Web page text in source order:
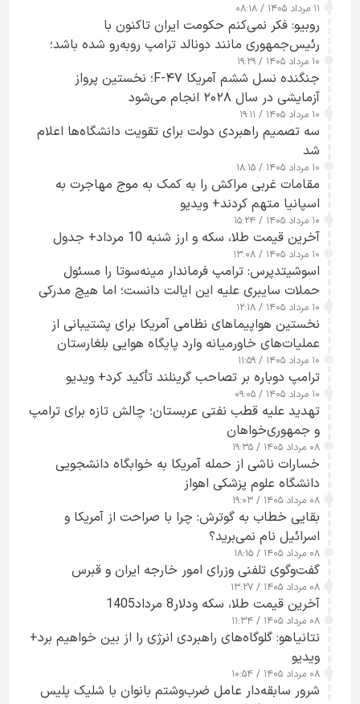
۱۱ مرداد ۱۴۰۵ / ۰۸:۱۸
روبیو: فکر نمی‌کنم حکومت ایران تاکنون با
رئیس‌جمهوری مانند دونالد ترامپ روبه‌رو شده باشد؛
کسی که واقعاً دست به اقدام می‌زند
۱۰ مرداد ۱۴۰۵ / ۱۹:۲۹
جنگنده نسل ششم آمریکا F-۴۷؛ نخستین پرواز
آزمایشی در سال ۲۰۲۸ انجام می‌شود
۱۰ مرداد ۱۴۰۵ / ۱۹:۱۱
سه تصمیم راهبردی دولت برای تقویت دانشگاه‌ها اعلام
شد
۱۰ مرداد ۱۴۰۵ / ۱۸:۱۵
مقامات غربی مراکش را به کمک به موج مهاجرت به
اسپانیا متهم کردند+ ویدیو
۱۰ مرداد ۱۴۰۵ / ۱۵:۲۴
آخرین قیمت طلا، سکه و ارز شنبه 10 مرداد+ جدول
۱۰ مرداد ۱۴۰۵ / ۱۳:۰۸
اسوشیتدپرس: ترامپ فرماندار مینه‌سوتا را مسئول
حملات سایبری علیه این ایالت دانست؛ اما هیچ مدرکی
ارائه نکرد
۱۰ مرداد ۱۴۰۵ / ۱۲:۱۸
نخستین هواپیماهای نظامی آمریکا برای پشتیبانی از
عملیات‌های خاورمیانه وارد پایگاه هوایی بلغارستان
شدند
۱۰ مرداد ۱۴۰۵ / ۱۱:۵۹
ترامپ دوباره بر تصاحب گرینلند تأکید کرد+ ویدیو
۱۰ مرداد ۱۴۰۵ / ۰۹:۰۵
تهدید علیه قطب نفتی عربستان؛ چالش تازه برای ترامپ
و جمهوری‌خواهان
۰۸ مرداد ۱۴۰۵ / ۱۹:۳۵
خسارات ناشی از حمله آمریکا به خوابگاه دانشجویی
دانشگاه علوم پزشکی اهواز
۰۸ مرداد ۱۴۰۵ / ۱۹:۰۳
بقایی خطاب به گوترش: چرا با صراحت از آمریکا و
اسرائیل نام نمی‌برید؟
۰۸ مرداد ۱۴۰۵ / ۱۸:۱۵
گفت‌وگوی تلفنی وزرای امور خارجه ایران و قبرس
۰۸ مرداد ۱۴۰۵ / ۱۳:۲۷
آخرین قیمت طلا، سکه ودلار8 مرداد1405
۰۸ مرداد ۱۴۰۵ / ۱۱:۳۴
نتانیاهو: گلوگاه‌های راهبردی انرژی را از بین خواهیم برد+
ویدیو
۰۸ مرداد ۱۴۰۵ / ۱۰:۵۴
شرور سابقه‌دار عامل ضرب‌وشتم بانوان با شلیک پلیس